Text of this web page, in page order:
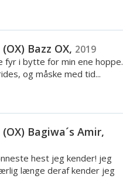
Bazz OX, 2019
fyr i bytte for min ene hoppe.
og måske med tid...
Bagiwa´s Amir,
hest jeg kender! jeg
længe deraf kender jeg